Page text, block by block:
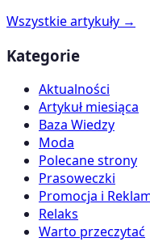
Wszystkie artykuły →
Kategorie
Aktualności
Artykuł miesiąca
Baza Wiedzy
Moda
Polecane strony
Prasoweczki
Promocja i
Relaks
Warto przeczytać